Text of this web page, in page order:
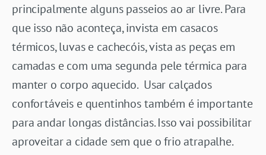
principalmente alguns passeios ao ar livre. Para
que isso não aconteça, invista em casacos
térmicos, luvas e cachecóis, vista as peças em
camadas e com uma segunda pele térmica para
manter o corpo aquecido. Usar calçados
confortáveis e quentinhos também é importante
para andar longas distâncias. Isso vai possibilitar
aproveitar a cidade sem que o frio atrapalhe.